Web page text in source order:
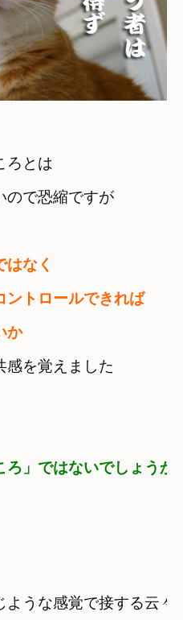
ろとは
ので恐縮ですが
なく
ントロールできれば
か
感を覚えました
ろ」ではないでしょうか
ような感覚で接する云々